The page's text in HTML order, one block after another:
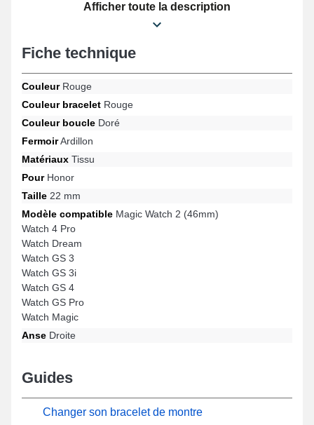
parfait entre élégance et confort, cet article convient parfaitement
aux souhaits des connaisseurs. Étant muni d'un fermoir ardillon
design Watch GS 3i, Watch GS 4, Watch GS Pro, Watch GS 3,
Watch 4 Pro, Watch Dream et beaucoup plus de la marque
Honor. Associant modernité et fonctionnalité, ce produit Honor
offre un ajustement parfait avec une large gamme de manière
Afficher toute la description
Fiche technique
CouleurRouge
Couleur bracelet Rouge
Couleur boucle Doré
FermoirArdillon
Matériaux Tissu
PourHonor
Taille 22 mm
Modèle compatible Magic Watch 2 (46mm)
Watch 4 Pro
Watch Dream
Watch GS 3
Watch GS 3i
Watch GS 4
Watch GS Pro
Watch Magic
Anse Droite
Guides
Changer son bracelet de montre